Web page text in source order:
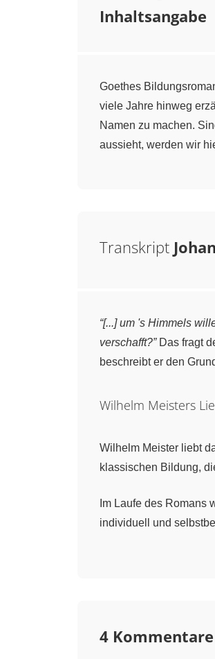
Inhaltsangabe
Goethes
viele Jahre hinweg
Namen zu machen.
aussieht, werden wir
Transkript
“[...] um 's Himmels
verschafft?”Das fragt
beschreibt er den
Wilhelm Meisters
Wilhelm Meister liebt
klassischen Bildung,
Im Laufe des
individuell und
4 Kommentare